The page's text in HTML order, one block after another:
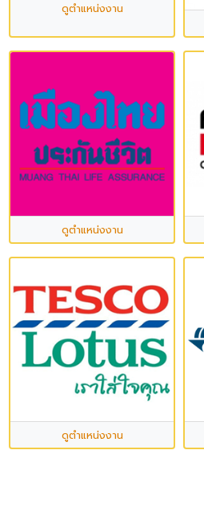
ดูตำแหน่งงาน
ดูตำแหน่งงาน
ดูตำแหน่งงาน